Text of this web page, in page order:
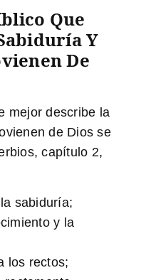
Que
Y
De
mejor describe la
de Dios se
capítulo 2,
sabiduría;
y la
los rectos;